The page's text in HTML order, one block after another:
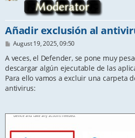
Añadir exclusión al
P
s
August 19, 2025, 09:50
A veces, el Defender, se pone muy
descargar algún ejecutable de las
Para ello vamos a excluir una carpeta
antivirus: